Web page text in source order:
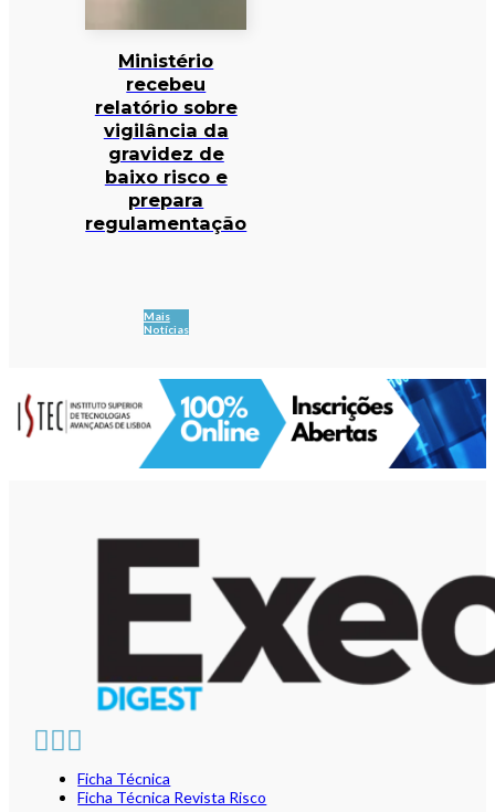
Ministério
recebeu
relatório sobre
vigilância da
gravidez de
baixo risco e
prepara
regulamentação
Mais
Notícias
Ficha Técnica
Ficha Técnica Revista Risco